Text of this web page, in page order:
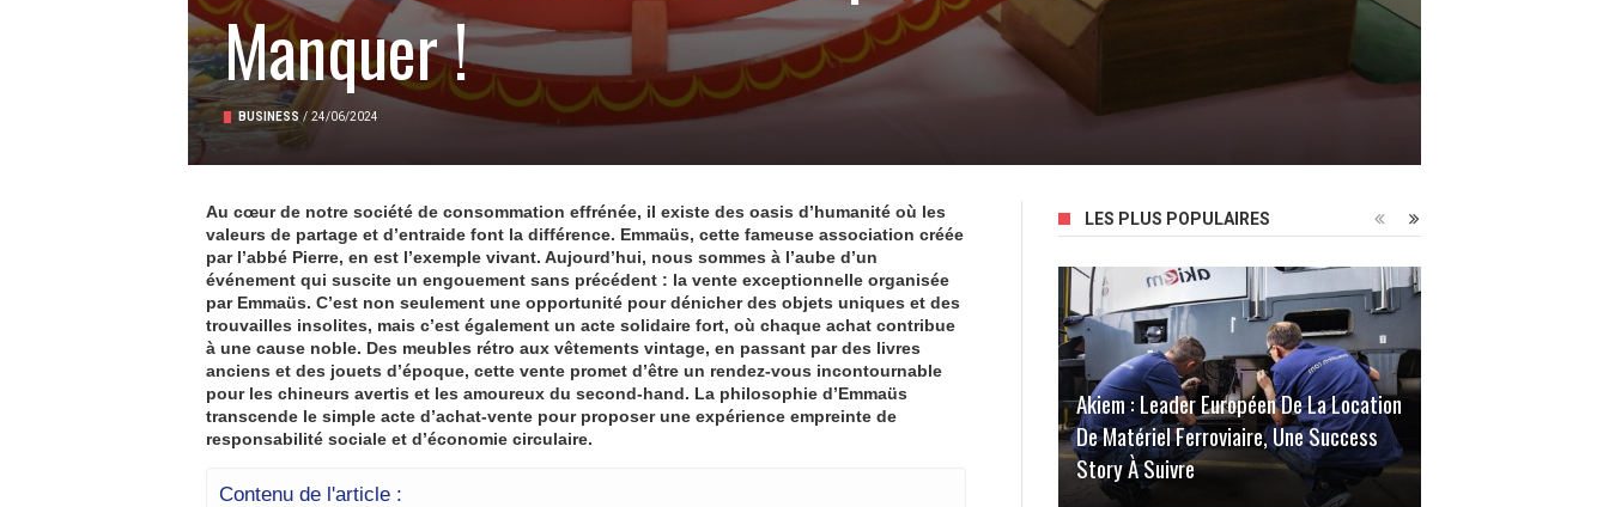
Manquer !
BUSINESS / 24/06/2024
Au cœur de notre société de consommation effrénée, il existe des oasis d’humanité où les
valeurs de partage et d’entraide font la différence. Emmaüs, cette fameuse association créée
par l’abbé Pierre, en est l’exemple vivant. Aujourd’hui, nous sommes à l’aube d’un
événement qui suscite un engouement sans précédent : la vente exceptionnelle organisée
par Emmaüs. C’est non seulement une opportunité pour dénicher des objets uniques et des
trouvailles insolites, mais c’est également un acte solidaire fort, où chaque achat contribue
à une cause noble. Des meubles rétro aux vêtements vintage, en passant par des livres
anciens et des jouets d’époque, cette vente promet d’être un rendez-vous incontournable
pour les chineurs avertis et les amoureux du second-hand. La philosophie d’Emmaüs
transcende le simple acte d’achat-vente pour proposer une expérience empreinte de
responsabilité sociale et d’économie circulaire.
Contenu de l'article :
LES PLUS POPULAIRES
Akiem : Leader Européen De La Location
De Matériel Ferroviaire, Une Success
Story À Suivre